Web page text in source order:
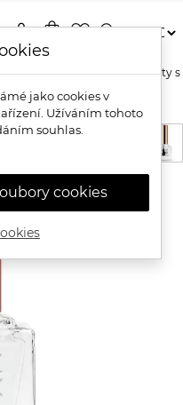
shopping_bagfavorite_bordersearch
person
Top Coat Svrchní lak na nehty s
jako cookies v
Užíváním tohoto
souhlas.
cookies